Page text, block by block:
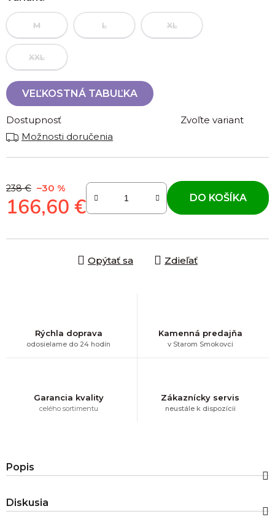
M L XL
XXL
VEĽKOSTNÁ TABUĽKA
Dostupnosť
Zvoľte variant
Možnosti doručenia
238 € –30 %
166,60 € DO KOŠÍKA
Opýtať sa Zdieľať
Rýchla doprava
odosielame do 24 hodín
Kamenná predajňa
v Starom Smokovci
Garancia kvality
celého sortimentu
Zákaznícky servis
neustále k dispozícii
Popis
Diskusia